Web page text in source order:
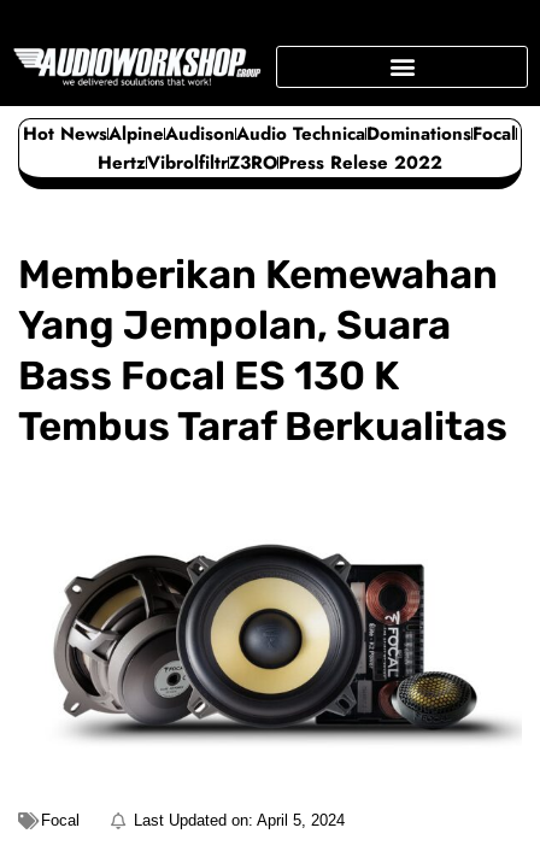
to
content
Hot NewsAlpineAudisonAudio TechnicaDominationsFocal
HertzVibrolfiltrZ3ROPress Relese 2022
Memberikan Kemewahan
Yang Jempolan, Suara
Bass Focal ES 130 K
Tembus Taraf Berkualitas
Focal Last Updated on: April 5, 2024